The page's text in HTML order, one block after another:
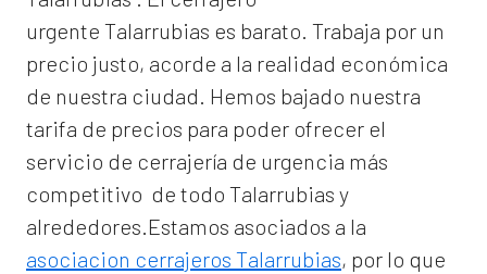
urgente Talarrubias es barato. Trabaja por un
precio justo, acorde a la realidad económica
de nuestra ciudad. Hemos bajado nuestra
tarifa de precios para poder ofrecer el
servicio de cerrajería de urgencia más
competitivo de todo Talarrubias y
alrededores.Estamos asociados a la
asociacion cerrajeros Talarrubias, por lo que